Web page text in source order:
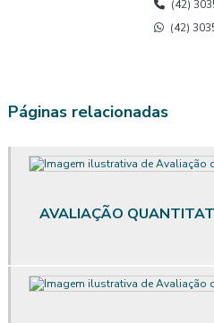
Avaliação de calor segurança do
Avaliação ergonômica
Avaliação ergonômica
(42)
(42)
Páginas relacionadas
AVALIAÇÃO